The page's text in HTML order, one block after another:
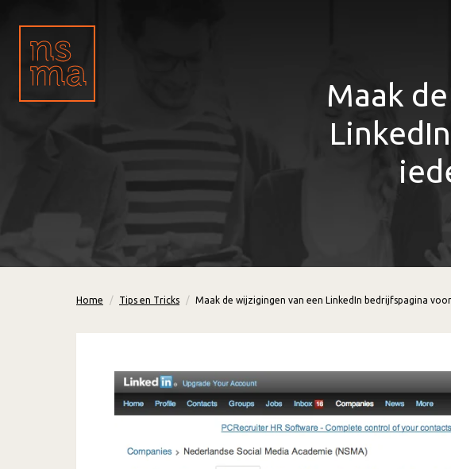
Maak
Home Tips en Tricks Maak de wijzigingen van een LinkedIn bedrijfspagina